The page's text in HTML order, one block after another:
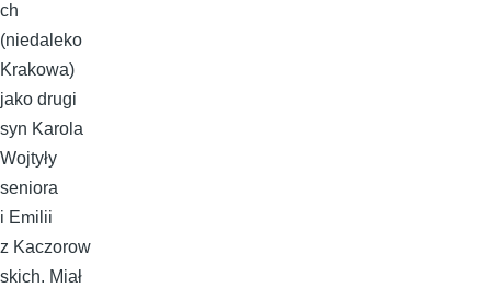
ch
(niedaleko
Krakowa)
jako drugi
syn Karola
Wojtyły
seniora
i Emilii
z Kaczorow
skich. Miał